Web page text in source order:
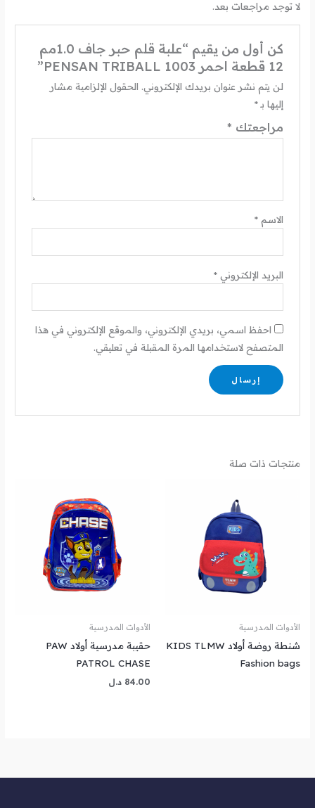
لا توجد مراجعات بعد.
كن أول من يقيم “علبة قلم حبر جاف 1.0مم
12 قطعة احمر 1003 PENSAN TRIBALL”
لن يتم نشر عنوان بريدك الإلكتروني. الحقول الإلزامية مشار
إليها بـ*
مراجعتك *
الاسم *
البريد الإلكتروني *
احفظ اسمي، بريدي الإلكتروني، والموقع الإلكتروني في هذا
المتصفح لاستخدامها المرة المقبلة في تعليقي.
منتجات ذات صلة
الأدوات المدرسية
شنطة روضة أولاد KIDS TLMW
Fashion bags
الأدوات المدرسية
حقيبة مدرسية أولاد PAW
PATROL CHASE
84.00 د.ل